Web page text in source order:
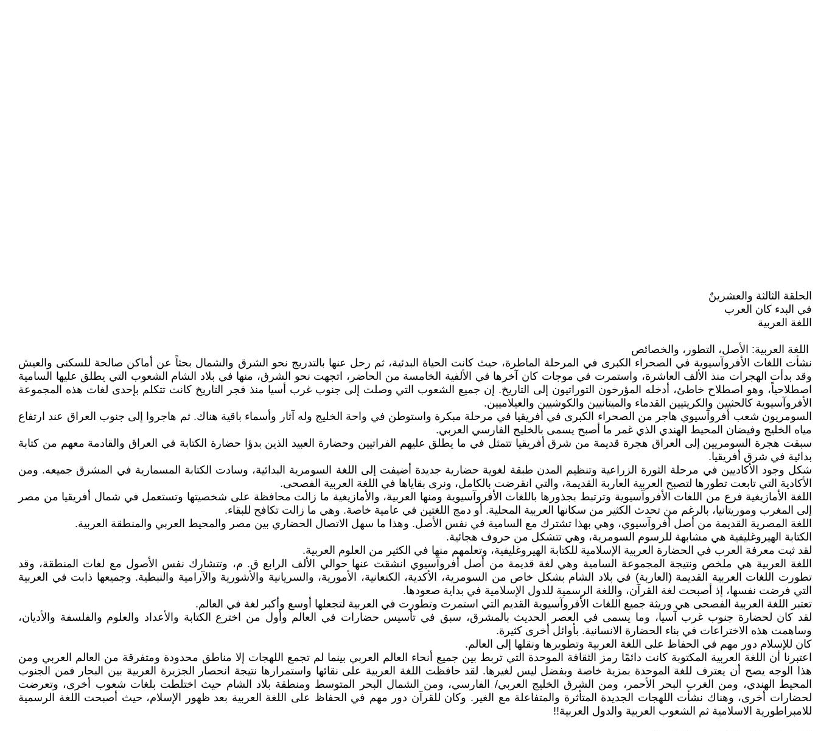
الحلقة الثالثة والعشرينٌ
في البدء كان العرب
اللغة العربية
اللغة العربية: الأصل، التطور، والخصائص
نشأت اللغات الأفروآسيوية في الصحراء الكبرى في المرحلة الماطرة، حيث كانت الحياة البدئية، ثم رحل عنها بالتدريج نحو الشرق والشمال بحثاً عن أماكن صالحة للسكنى والعيش
وقد بدأت الهجرات منذ الألف العاشرة، واستمرت في موجات كان آخرها في الألفية الخامسة من الحاضر، اتجهت نحو الشرق، منها في بلاد الشام الشعوب التي يطلق عليها السامية
اصطلاحياً، وهو اصطلاح خاطئ، أدخله المؤرخون التوراتيون إلى التاريخ. إن جميع الشعوب التي وصلت إلى جنوب غرب أسيا منذ فجر التاريخ كانت تتكلم بإحدى لغات هذه المجموعة
الأفروآسيوية كالحثيين والكريتيين القدماء والميتانيين والكوشيين والعيلاميين.
السومريون شعب أفروآسيوي هاجر من الصحراء الكبرى في أفريقيا في مرحلة مبكرة واستوطن في واحة الخليج وله آثار وأسماء باقية هناك. ثم هاجروا إلى جنوب العراق عند ارتفاع
مياه الخليج وفيضان المحيط الهندي الذي غمر ما أصبح يسمى بالخليج الفارسي العربي.
سبقت هجرة السومريين إلى العراق هجرة قديمة من شرق أفريقيا تتمثل في ما يطلق عليهم الفراتيين وحضارة العبيد الذين بدؤا حضارة الكتابة في العراق والقادمة معهم من كتابة
بدائية في شرق أفريقيا.
شكل وجود الأكاديين في مرحلة الثورة الزراعية وتنظيم المدن طبقة لغوية حضارية جديدة أضيفت إلى اللغة السومرية البدائية، وسادت الكتابة المسمارية في المشرق جميعه. ومن
الأكادية التي تابعت تطورها لتصبح العربية العاربة القديمة، والتي انقرضت بالكامل، ونرى بقاياها في اللغة العربية الفصحى.
اللغة الأمازيغية فرع من اللغات الأفروآسيوية وترتبط بجذورها باللغات الأفروآسيوية ومنها العربية، والأمازيغية ما زالت محافظة على شخصيتها وتستعمل في شمال أفريقيا من مصر
إلى المغرب وموريتانيا، بالرغم من تحدث الكثير من سكانها العربية المحلية. أو دمج اللغتين في عامية خاصة. وهي ما زالت تكافح للبقاء.
اللغة المصرية القديمة من أصل أفروآسيوي، وهي بهذا تشترك مع السامية في نفس الأصل. وهذا ما سهل الاتصال الحضاري بين مصر والمحيط العربي والمنطقة العربية.
الكتابة الهيروغليفية هي مشابهة للرسوم السومرية، وهي تتشكل من حروف هجائية.
لقد ثبت معرفة العرب في الحضارة العربية الإسلامية للكتابة الهيروغليفية، وتعلمهم منها في الكثير من العلوم العربية.
اللغة العربية هي ملخص ونتيجة المجموعة السامية وهي لغة قديمة من أصل أفروآسيوي انشقت عنها حوالي الألف الرابع ق. م، وتتشارك نفس الأصول مع لغات المنطقة، وقد
تطورت اللغات العربية القديمة (العاربة) في بلاد الشام بشكل خاص من السومرية، الأكدية، الكنعانية، الأمورية، والسريانية والأشورية والآرامية والنبطية. وجميعها ذابت في العربية
التي فرضت نفسها، إذ أصبحت لغة القرآن، واللغة الرسمية للدول الإسلامية في بداية صعودها.
تعتبر اللغة العربية الفصحى هي وريثة جميع اللغات الأفروآسيوية القديم التي استمرت وتطورت في العربية لتجعلها أوسع وأكبر لغة في العالم.
لقد كان لحضارة جنوب غرب آسيا، وما يسمى في العصر الحديث بالمشرق، سبق في تأسيس حضارات في العالم وأول من اخترع الكتابة والأعداد والعلوم والفلسفة والأديان،
وساهمت هذه الاختراعات في بناء الحضارة الانسانية. بأوائل أخرى كثيرة.
كان للإسلام دور مهم في الحفاظ على اللغة العربية وتطويرها ونقلها إلى العالم.
اعتبرنا أن اللغة العربية المكتوبة كانت دائمًا رمز الثقافة الموحدة التي تربط بين جميع أنحاء العالم العربي بينما لم تجمع اللهجات إلا مناطق محدودة ومتفرقة من العالم العربي ومن
هذا الوجه يصح أن يعترف للغة الموحدة بمزية خاصة وبفضل ليس لغيرها. لقد حافظت اللغة العربية على نقائها واستمرارها نتيجة انحصار الجزيرة العربية بين البحار فمن الجنوب
المحيط الهندي، ومن الغرب البحر الأحمر، ومن الشرق الخليج العربي/ الفارسي، ومن الشمال البحر المتوسط ومنطقة بلاد الشام حيث اختلطت بلغات شعوب أخرى، وتعرضت
لحضارات أخرى، وهناك نشأت اللهجات الجديدة المتأثرة والمتفاعلة مع الغير. وكان للقرآن دور مهم في الحفاظ على اللغة العربية بعد ظهور الإسلام، حيث أصبحت اللغة الرسمية
للامبراطورية الاسلامية ثم الشعوب العربية والدول العربية!!